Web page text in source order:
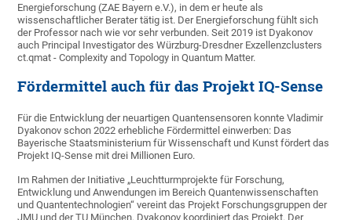
Energieforschung (ZAE Bayern e.V.), in dem er heute als
wissenschaftlicher Berater tätig ist. Der Energieforschung fühlt sich
der Professor nach wie vor sehr verbunden. Seit 2019 ist Dyakonov
auch Principal Investigator des Würzburg-Dresdner Exzellenzclusters
ct.qmat - Complexity and Topology in Quantum Matter.
Fördermittel auch für das Projekt IQ-Sense
Für die Entwicklung der neuartigen Quantensensoren konnte Vladimir
Dyakonov schon 2022 erhebliche Fördermittel einwerben: Das
Bayerische Staatsministerium für Wissenschaft und Kunst fördert das
Projekt IQ-Sense mit drei Millionen Euro.
Im Rahmen der Initiative „Leuchtturmprojekte für Forschung,
Entwicklung und Anwendungen im Bereich Quantenwissenschaften
und Quantentechnologien“ vereint das Projekt Forschungsgruppen der
JMU und der TU München. Dyakonov koordiniert das Projekt. Der